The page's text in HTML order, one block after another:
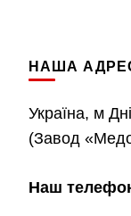
НАША
Україна, м
(Завод
Наш